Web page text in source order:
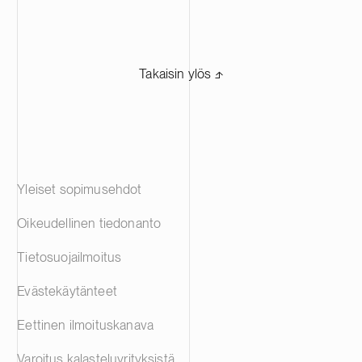
Takaisin ylös ⬏
Yleiset sopimusehdot
Oikeudellinen tiedonanto
Tietosuojailmoitus
Evästekäytänteet
Eettinen ilmoituskanava